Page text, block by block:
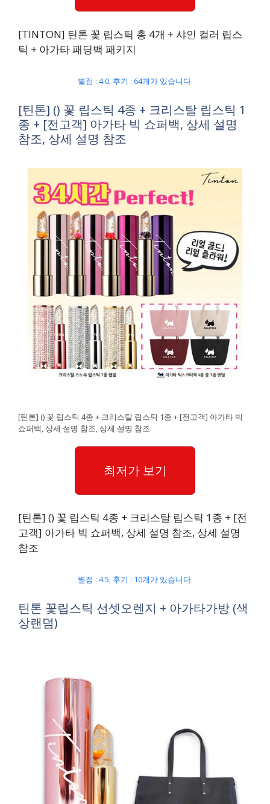
[TINTON] 틴톤 꽃 립스틱 총 4개 + 샤인 컬러 립스
틱 + 아가타 패딩백 패키지
별점 : 4.0, 후기 : 64개가 있습니다.
[틴톤] () 꽃 립스틱 4종 + 크리스탈 립스틱 1
종 + [전고객] 아가타 빅 쇼퍼백, 상세 설명
참조, 상세 설명 참조
[틴톤] () 꽃 립스틱 4종 + 크리스탈 립스틱 1종 + [전고객] 아가타 빅
쇼퍼백, 상세 설명 참조, 상세 설명 참조
최저가 보기
[틴톤] () 꽃 립스틱 4종 + 크리스탈 립스틱 1종 + [전
고객] 아가타 빅 쇼퍼백, 상세 설명 참조, 상세 설명
참조
별점 : 4.5, 후기 : 10개가 있습니다.
틴톤 꽃립스틱 선셋오렌지 + 아가타가방 (색
상랜덤)